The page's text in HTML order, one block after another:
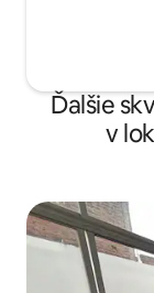
Ďalšie
v